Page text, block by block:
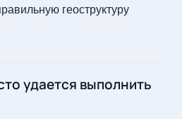
геоструктуру
удается выполнить